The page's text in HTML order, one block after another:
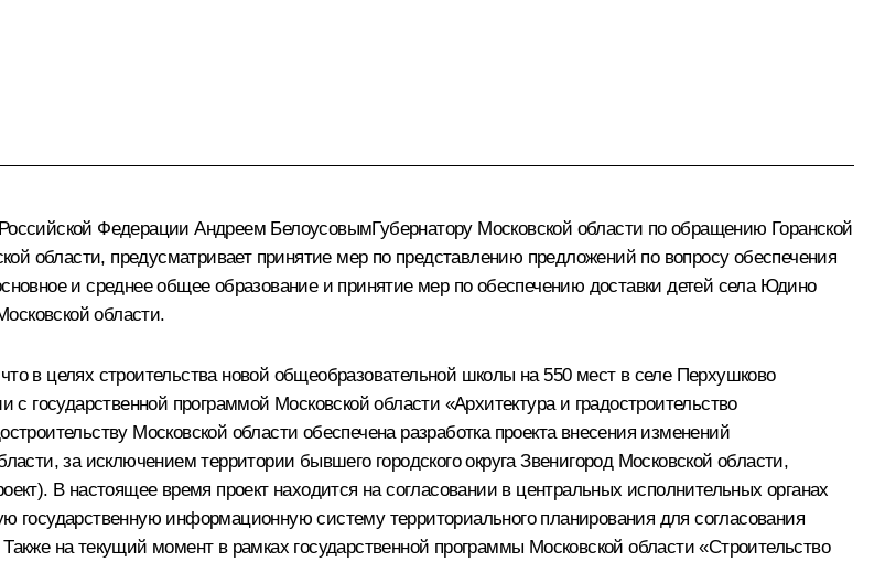
Федерации Андреем БелоусовымГубернатору Московской области по обращению Горанской
области, предусматривает принятие мер по представлению предложений по вопросу обеспечения
и среднее общее образование и принятие мер по обеспечению доставки детей села Юдино
области.
в целях строительства новой общеобразовательной школы на 550 мест в селе Перхушково
с государственной программой Московской области «Архитектура и градостроительство
Московской области обеспечена разработка проекта внесения изменений
за исключением территории бывшего городского округа Звенигород Московской области,
В настоящее время проект находится на согласовании в центральных исполнительных органах
государственную информационную систему территориального планирования для согласования
на текущий момент в рамках государственной программы Московской области «Строительство